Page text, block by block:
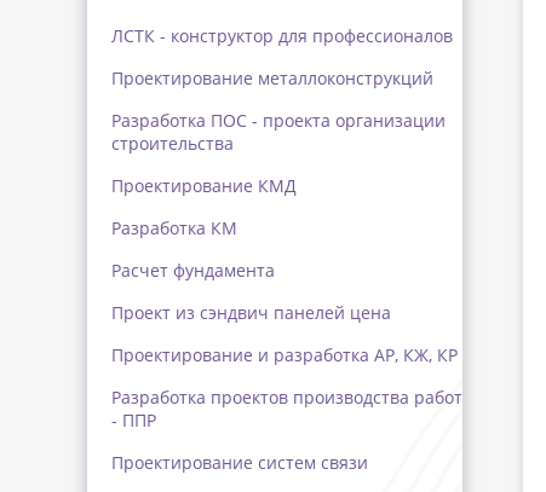
ЛСТК - конструктор для профессионалов
Проектирование металлоконструкций
Разработка ПОС - проекта организации
строительства
Проектирование КМД
Разработка КМ
Расчет фундамента
Проект из сэндвич панелей цена
Проектирование и разработка АР, КЖ, КР
Разработка проектов производства работ
- ППР
Проектирование систем связи